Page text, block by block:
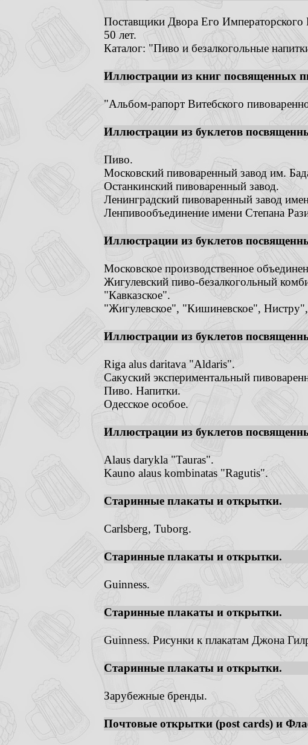
Поставщики Двора Его
50 лет.
Каталог: "Пиво и безалкогольные
Иллюстрации из книг посвященных
"Альбом-рапорт Витебского
Иллюстрации из буклетов
Пиво.
Московский пивоваренный завод им.
Останкинский пивоваренный завод.
Ленинградский пивоваренный завод
Ленпивообъединение имени Степана
Иллюстрации из буклетов
Московское производственное
Жигулевский пиво-безалкогольный
"Кавказское".
"Жигулевское", "Кишиневское",
Иллюстрации из буклетов
Riga alus daritava "Aldaris".
Сакуский экспериментальный
Пиво. Напитки.
Одесское особое.
Иллюстрации из буклетов
Alaus darykla "Tauras".
Kauno alaus kombinatas "Ragutis".
Старинные плакаты и открытки.
Carlsberg, Tuborg.
Старинные плакаты и открытки.
Guinness.
Старинные плакаты и открытки.
Guinness. Рисунки к плакатам Джона
Старинные плакаты и открытки.
Зарубежные бренды.
Почтовые открытки (post cards) и